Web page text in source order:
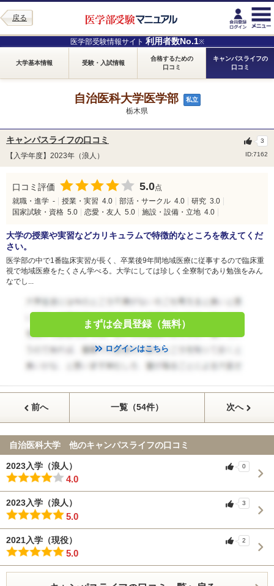
戻る
医学部受験情報サイト 利用者数No.1※
大学基本情報 受験・入試情報
合格するための
口コミ
キャンパスライフの
口コミ
自治医科大学医学部 私立
栃木県
キャンパスライフの口コミ
【入学年度】2023年（浪人） ID:7162
3
口コミ評価 5.0点
就職・進学 - 授業・実習 4.0 部活・サークル 4.0 研究 3.0
国家試験・資格 5.0 恋愛・友人 5.0 施設・設備・立地 4.0
大学の授業や実習などカリキュラムで特徴的なところを教えてくだ
さい。
医学部の中で1番臨床実習が長く、卒業後9年間地域医療に従事するので臨床重
視で地域医療をたくさん学べる。大学にしては珍しく全寮制であり勉強をみん
なでし...
まずは会員登録（無料）
ログインはこちら
前へ 一覧（54件） 次へ
自治医科大学 他のキャンパスライフの口コミ
2023入学（浪人）
4.0
0
2023入学（浪人）
5.0
3
2021入学（現役）
5.0
2